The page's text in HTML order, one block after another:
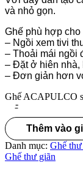
và nhỏ gọn.
Ghế phù hợp
– Ngồi xem tivi
– Thoải mái ngồi
– Đặt ở hiên nhà,
– Đơn giản hơn
-
Ghế ACAPULCO
Thêm vào
Danh mục: Ghế
Ghế thư giãn